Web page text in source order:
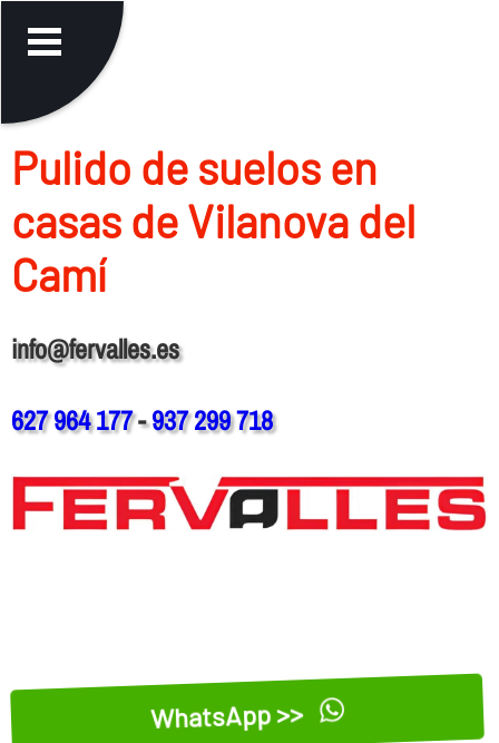
Pulido de suelos en
casas de Vilanova del
Camí
info@fervalles.es
627 964 177-937 299 718
WhatsApp >>